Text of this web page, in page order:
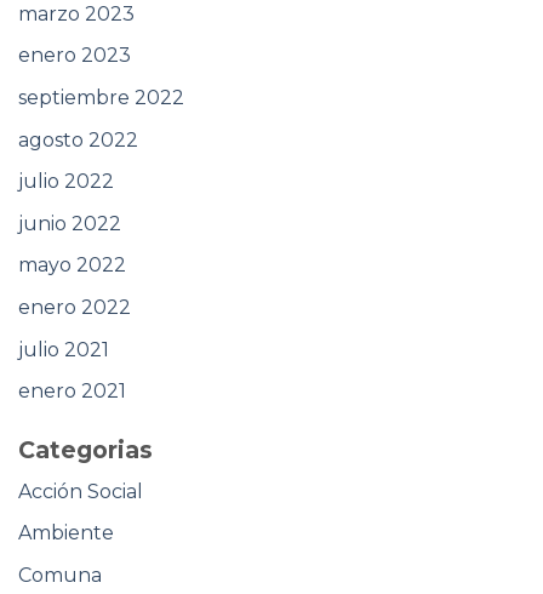
marzo 2023
enero 2023
septiembre 2022
agosto 2022
julio 2022
junio 2022
mayo 2022
enero 2022
julio 2021
enero 2021
Categorias
Acción Social
Ambiente
Comuna